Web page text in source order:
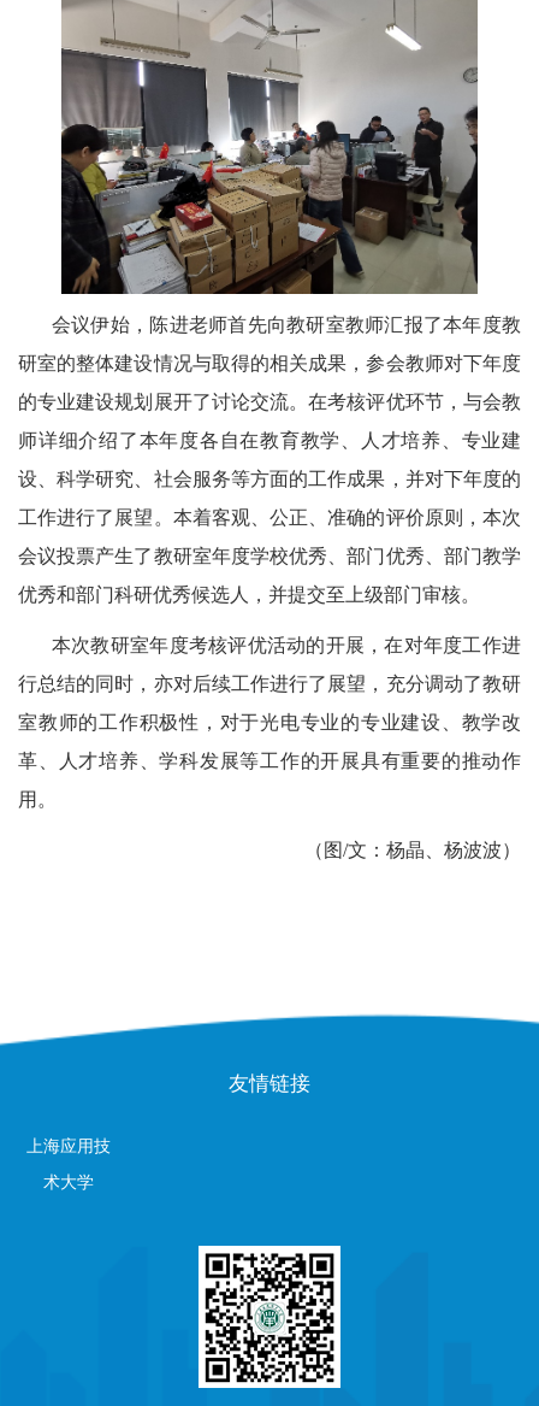
会议伊始，陈进老师首先向教研室教师汇报了本年度教
研室的整体建设情况与取得的相关成果，参会教师对下年度
的专业建设规划展开了讨论交流。在考核评优环节，与会教
师详细介绍了本年度各自在教育教学、人才培养、专业建
设、科学研究、社会服务等方面的工作成果，并对下年度的
工作进行了展望。本着客观、公正、准确的评价原则，本次
会议投票产生了教研室年度学校优秀、部门优秀、部门教学
优秀和部门科研优秀候选人，并提交至上级部门审核。
本次教研室年度考核评优活动的开展，在对年度工作进
行总结的同时，亦对后续工作进行了展望，充分调动了教研
室教师的工作积极性，对于光电专业的专业建设、教学改
革、人才培养、学科发展等工作的开展具有重要的推动作
用。
（图/文：杨晶、杨波波）
友情链接
上海应用技
术大学